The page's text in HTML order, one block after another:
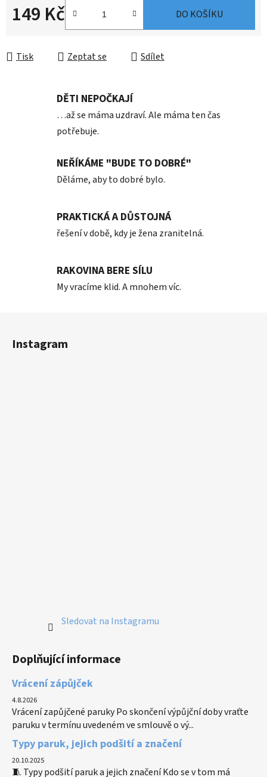
149 Kč DO KOŠÍKU
Tisk Zeptat se Sdílet
DĚTI NEPOČKAJÍ
…až se máma uzdraví. Ale máma ten čas
potřebuje.
NEŘÍKÁME "BUDE TO DOBRÉ"
Děláme, aby to dobré bylo.
PRAKTICKÁ A DŮSTOJNÁ
řešení v době, kdy je žena zranitelná.
RAKOVINA BERE SÍLU
My vracíme klid. A mnohem víc.
Instagram
Sledovat na Instagramu
Doplňující informace
Vrácení zápůjček
4.8.2026
Vrácení zapůjčené paruky Po skončení výpůjční doby vraťte
paruku v termínu uvedeném ve smlouvě o vý...
Typy paruk, jejich podšití a značení
20.10.2025
🧵 Typy podšití paruk a jejich značení Kdo se v tom má